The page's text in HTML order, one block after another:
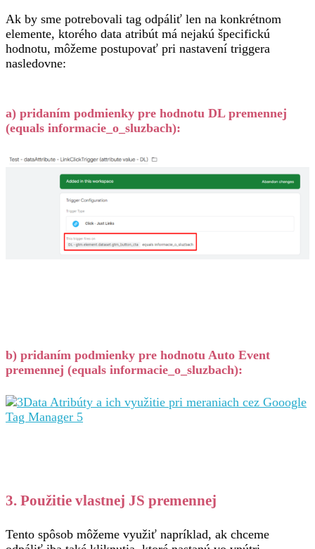
Ak by sme potrebovali tag odpáliť len na konkrétnom
elemente, ktorého data atribút má nejakú špecifickú
hodnotu, môžeme postupovať pri nastavení triggera
nasledovne:
a) pridaním podmienky pre hodnotu DL premennej
(equals informacie_o_sluzbach):
b) pridaním podmienky pre hodnotu Auto Event
premennej (equals informacie_o_sluzbach):
3. Použitie vlastnej JS premennej
Tento spôsob môžeme využiť napríklad, ak chceme